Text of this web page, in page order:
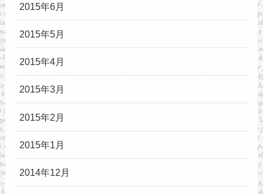
2015年6月
2015年5月
2015年4月
2015年3月
2015年2月
2015年1月
2014年12月